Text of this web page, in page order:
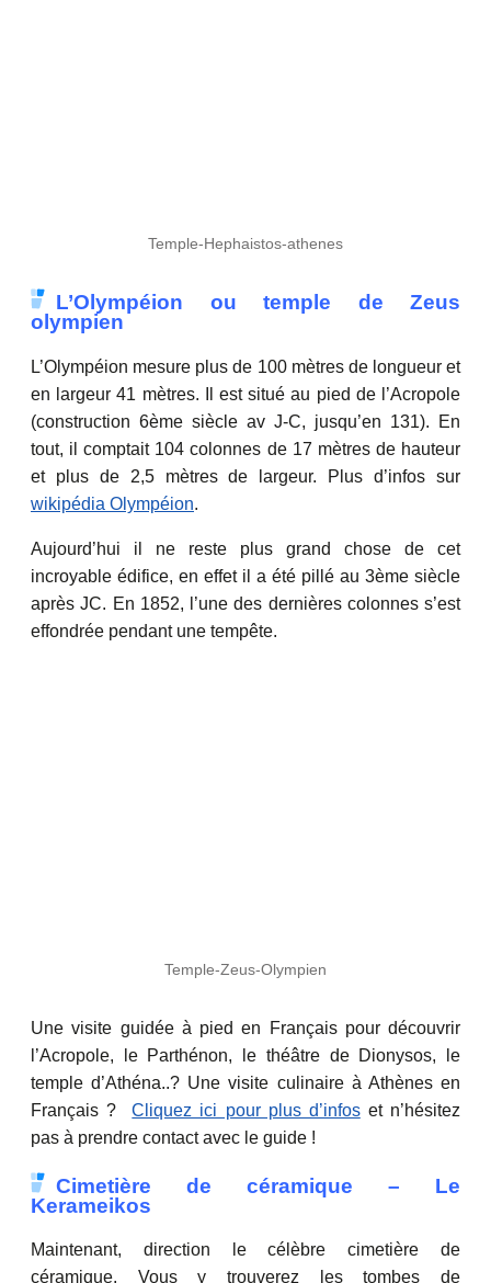
Temple-Hephaistos-athenes
L’Olympéion ou temple de Zeus
olympien
L’Olympéion mesure plus de 100 mètres de longueur et
en largeur 41 mètres. Il est situé au pied de l’Acropole
(construction 6ème siècle av J-C, jusqu’en 131). En
tout, il comptait 104 colonnes de 17 mètres de hauteur
et plus de 2,5 mètres de largeur. Plus d’infos sur
wikipédia Olympéion.
Aujourd’hui il ne reste plus grand chose de cet
incroyable édifice, en effet il a été pillé au 3ème siècle
après JC. En 1852, l’une des dernières colonnes s’est
effondrée pendant une tempête.
Temple-Zeus-Olympien
Une visite guidée à pied en Français pour découvrir
l’Acropole, le Parthénon, le théâtre de Dionysos, le
temple d’Athéna..? Une visite culinaire à Athènes en
Français ?Cliquez ici pour plus d’infoset n’hésitez
pas à prendre contact avec le guide !
Cimetière de céramique – Le
Kerameikos
Maintenant, direction le célèbre cimetière de
céramique. Vous y trouverez les tombes de